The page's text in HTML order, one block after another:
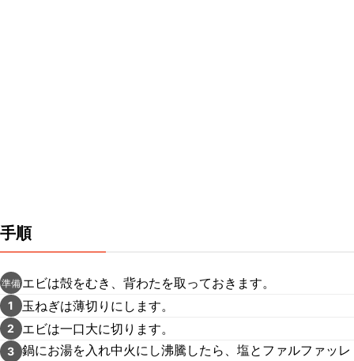
手順
準備 エビは殻をむき、背わたを取っておきます。
1 玉ねぎは薄切りにします。
2 エビは一口大に切ります。
3 鍋にお湯を入れ中火にし沸騰したら、塩とファルファッレ